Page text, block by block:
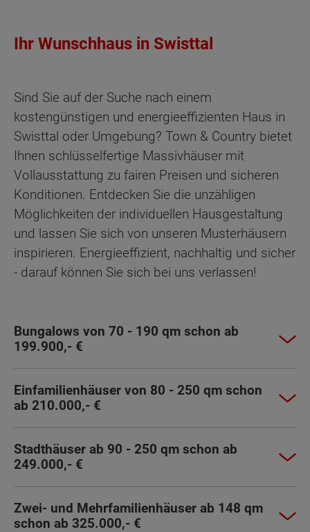
Ihr Wunschhaus in Swisttal
Sind Sie auf der Suche nach einem
kostengünstigen und energieeffizienten Haus in
Swisttal oder Umgebung? Town & Country bietet
Ihnen schlüsselfertige Massivhäuser mit
Vollausstattung zu fairen Preisen und sicheren
Konditionen. Entdecken Sie die unzähligen
Möglichkeiten der individuellen Hausgestaltung
und lassen Sie sich von unseren Musterhäusern
inspirieren. Energieeffizient, nachhaltig und sicher
- darauf können Sie sich bei uns verlassen!
Bungalows von 70 - 190 qm schon ab
199.900,- €
Einfamilienhäuser von 80 - 250 qm schon
ab 210.000,- €
Stadthäuser ab 90 - 250 qm schon ab
249.000,- €
Zwei- und Mehrfamilienhäuser ab 148 qm
schon ab 325.000,- €